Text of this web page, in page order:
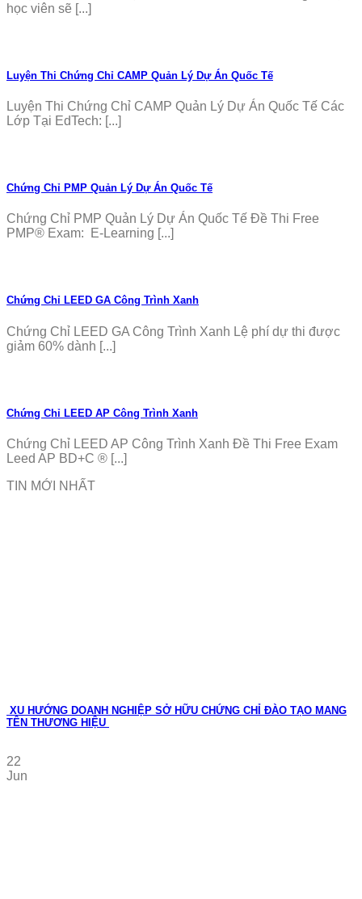
học viên sẽ [...]
Luyện Thi Chứng Chỉ CAMP Quản Lý Dự Án Quốc Tế
Luyện Thi Chứng Chỉ CAMP Quản Lý Dự Án Quốc Tế Các
Lớp Tại EdTech: [...]
Chứng Chỉ PMP Quản Lý Dự Án Quốc Tế
Chứng Chỉ PMP Quản Lý Dự Án Quốc Tế Đề Thi Free
PMP® Exam: E-Learning [...]
Chứng Chỉ LEED GA Công Trình Xanh
Chứng Chỉ LEED GA Công Trình Xanh Lệ phí dự thi được
giảm 60% dành [...]
Chứng Chỉ LEED AP Công Trình Xanh
Chứng Chỉ LEED AP Công Trình Xanh Đề Thi Free Exam
Leed AP BD+C ® [...]
TIN MỚI NHẤT
XU HƯỚNG DOANH NGHIỆP SỞ HỮU CHỨNG CHỈ ĐÀO TẠO MANG
TÊN THƯƠNG HIỆU
22
Jun